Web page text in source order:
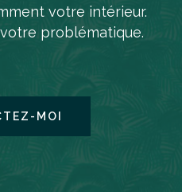
votre intérieur.
problématique.
MOI